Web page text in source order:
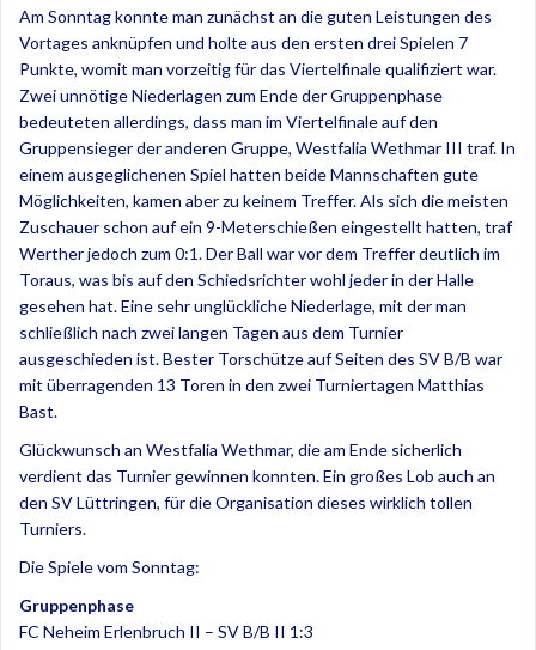
Am Sonntag konnte man zunächst an die guten Leistungen des
Vortages anknüpfen und holte aus den ersten drei Spielen 7
Punkte, womit man vorzeitig für das Viertelfinale qualifiziert war.
Zwei unnötige Niederlagen zum Ende der Gruppenphase
bedeuteten allerdings, dass man im Viertelfinale auf den
Gruppensieger der anderen Gruppe, Westfalia Wethmar III traf. In
einem ausgeglichenen Spiel hatten beide Mannschaften gute
Möglichkeiten, kamen aber zu keinem Treffer. Als sich die meisten
Zuschauer schon auf ein 9-Meterschießen eingestellt hatten, traf
Werther jedoch zum 0:1. Der Ball war vor dem Treffer deutlich im
Toraus, was bis auf den Schiedsrichter wohl jeder in der Halle
gesehen hat. Eine sehr unglückliche Niederlage, mit der man
schließlich nach zwei langen Tagen aus dem Turnier
ausgeschieden ist. Bester Torschütze auf Seiten des SV B/B war
mit überragenden 13 Toren in den zwei Turniertagen Matthias
Bast.
Glückwunsch an Westfalia Wethmar, die am Ende sicherlich
verdient das Turnier gewinnen konnten. Ein großes Lob auch an
den SV Lüttringen, für die Organisation dieses wirklich tollen
Turniers.
Die Spiele vom Sonntag:
Gruppenphase
FC Neheim Erlenbruch II – SV B/B II 1:3